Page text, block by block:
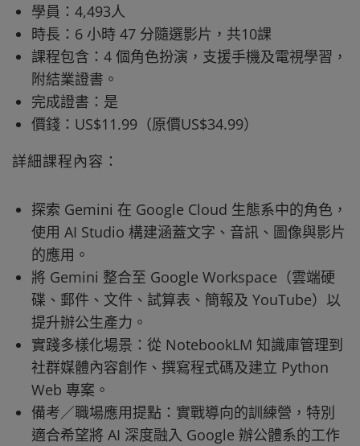
學員：4,493人
時長：6 小時 47 分隨選影片，共10課
課程包含：4 個角色扮演，支援手機及電視學習，
附結業證書。
完成證書：是
價錢：US$11.99（原價US$34.99）
詳細課程內容：
探索 Gemini 在 Google Cloud 生態系中的角色，
使用 AI Studio 構建涵蓋文字、音訊、圖像與影片
的應用。
將 Gemini 整合至 Google Workspace（雲端硬
碟、郵件、文件、試算表、簡報及 YouTube）以
提升辦公生產力。
實踐多樣化場景：從 NotebookLM 知識庫管理到
社群媒體內容創作、撰寫程式碼及建立 Python
Web 專案。
備考／職場應用提點：實戰導向的訓練營，特別
適合希望將 AI 深度融入 Google 辦公體系的工作